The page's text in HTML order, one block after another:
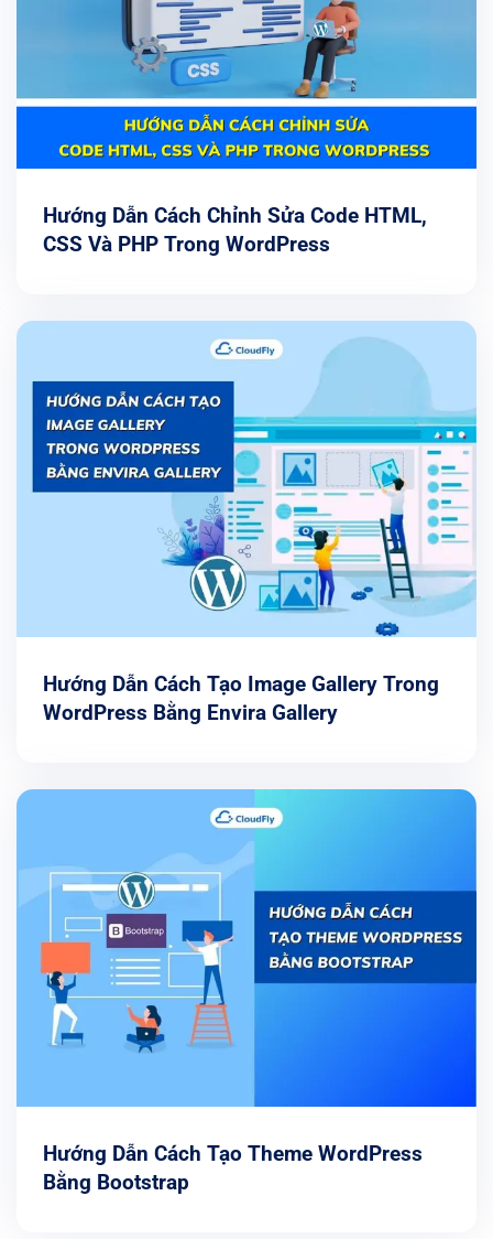
Hướng Dẫn Cách Chỉnh Sửa Code HTML,
CSS Và PHP Trong WordPress
Hướng Dẫn Cách Tạo Image Gallery Trong
WordPress Bằng Envira Gallery
Hướng Dẫn Cách Tạo Theme WordPress
Bằng Bootstrap